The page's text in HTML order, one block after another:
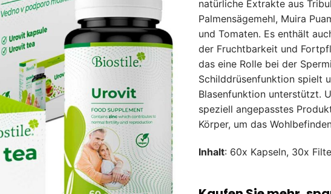
natürliche Extrakte aus
Palmensägemehl, Muira
und Tomaten. Es enthält
der Fruchtbarkeit und
das eine Rolle bei der
Schilddrüsenfunktion spielt
Blasenfunktion unterstützt.
speziell angepasstes
Körper, um das
Inhalt: 60x Kapseln, 30x